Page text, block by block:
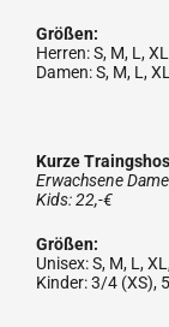
Größen:
Herren: S, M, L,
Damen: S, M, L,
Kurze
Erwachsene
Kids: 22,-€
Größen:
Unisex: S, M, L,
Kinder: 3/4 (XS),